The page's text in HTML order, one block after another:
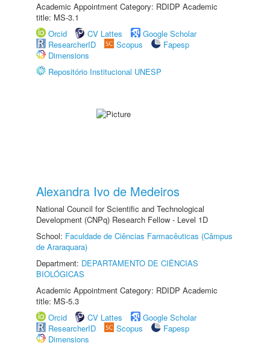
Academic Appointment Category: RDIDP Academic
title: MS-3.1
Orcid
CV Lattes
Google Scholar
ResearcherID
Scopus
Fapesp
Dimensions
Repositório Institucional UNESP
Alexandra Ivo de Medeiros
National Council for Scientific and Technological
Development (CNPq) Research Fellow - Level 1D
School: Faculdade de Ciências Farmacêuticas (Câmpus
de Araraquara)
Department: DEPARTAMENTO DE CIÊNCIAS
BIOLÓGICAS
Academic Appointment Category: RDIDP Academic
title: MS-5.3
Orcid
CV Lattes
Google Scholar
ResearcherID
Scopus
Fapesp
Dimensions